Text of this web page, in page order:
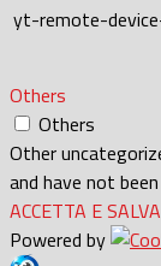
yt-remote-
Others
Others
Other
and have not
ACCETTA E SALVA
Powered by